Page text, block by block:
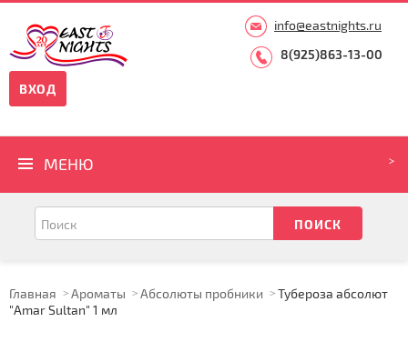
info@eastnights.ru
8(925)863-13-00
ВХОД
МЕНЮ
Главная Ароматы Абсолюты пробники
Тубероза абсолют
"Amar Sultan" 1 мл